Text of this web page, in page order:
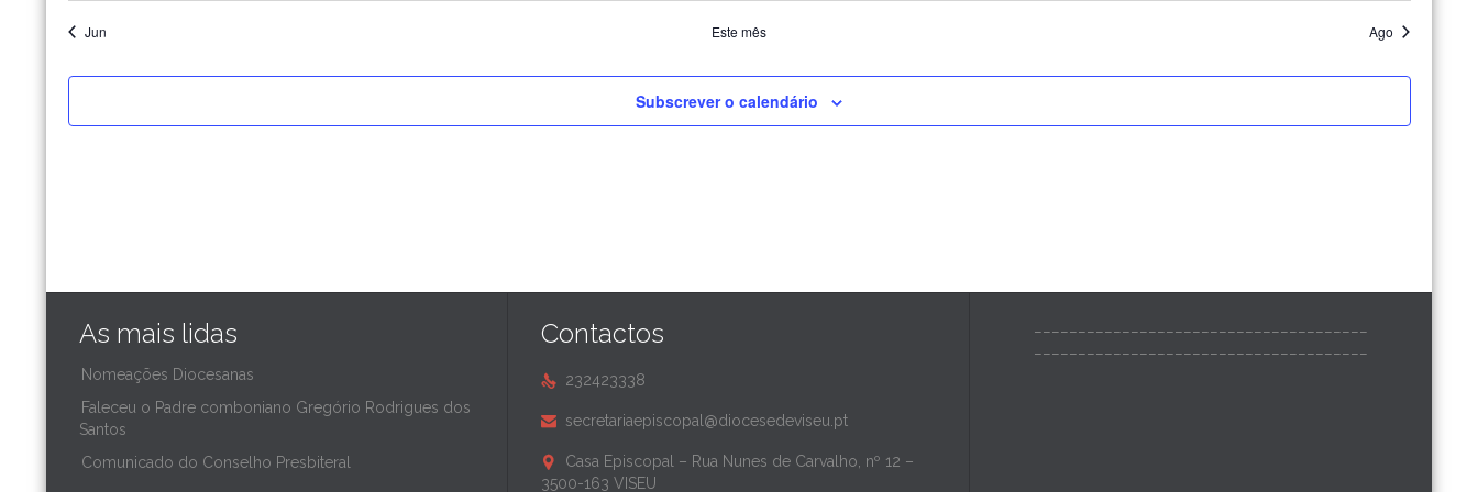
Jun Este mês Ago
Subscrever o calendário
As mais lidas
Nomeações Diocesanas
Faleceu o Padre comboniano Gregório Rodrigues dos
Santos
Comunicado do Conselho Presbiteral
Contactos
 232423338
 secretariaepiscopal@diocesedeviseu.pt

Casa Episcopal – Rua Nunes de Carvalho, nº 12 –
3500-163 VISEU